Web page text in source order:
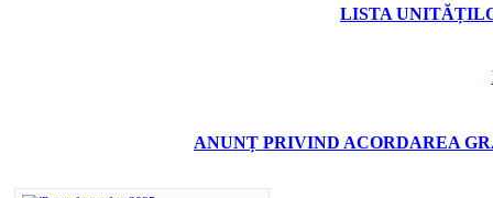
LISTA
ANUNȚ PRIVIND ACORDAREA